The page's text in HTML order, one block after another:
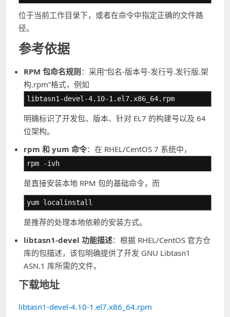
位于当前工作目录下，或者在命令中指定正确的文件路
径。
参考依据
RPM 包命名规则 ：采用“包名-版本号-发行号.发行版.架
构.rpm”格式，例如
libtasn1-devel-4.10-1.el7.x86_64.rpm
明确标识了开发包、版本、针对 EL7 的构建号以及 64
位架构。
rpm 和 yum 命令：在 RHEL/CentOS 7 系统中，
rpm -ivh
是直接安装本地 RPM 包的基础命令，而
yum localinstall
是推荐的处理本地依赖的安装方式。
libtasn1-devel 功能描述：根据 RHEL/CentOS 官方仓
库的包描述，该包明确提供了开发 GNU Libtasn1
ASN.1 库所需的文件。
下载地址
libtasn1-devel-4.10-1.el7.x86_64.rpm